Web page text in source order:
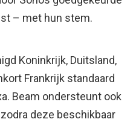
– met hun stem.
Koninkrijk, Duitsland,
Frankrijk standaard
Beam ondersteunt ook
deze beschikbaar